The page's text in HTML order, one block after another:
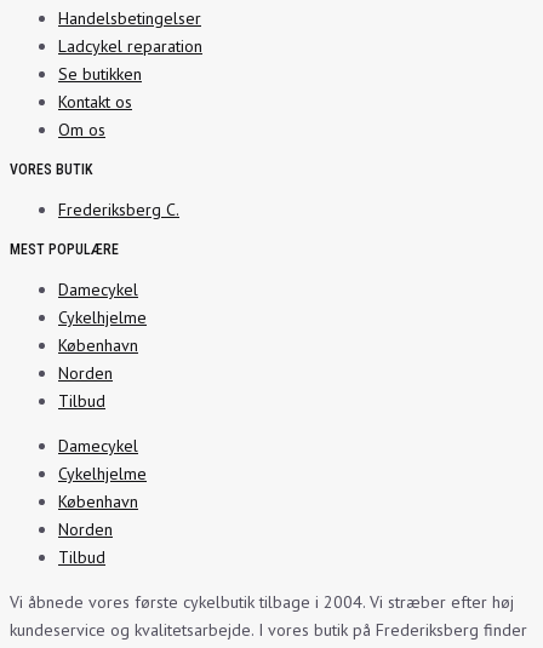
Handelsbetingelser
Ladcykel reparation
Se butikken
Kontakt os
Om os
VORES BUTIK
Frederiksberg C.
MEST POPULÆRE
Damecykel
Cykelhjelme
København
Norden
Tilbud
Damecykel
Cykelhjelme
København
Norden
Tilbud
Vi åbnede vores første cykelbutik tilbage i 2004. Vi stræber efter høj
kundeservice og kvalitetsarbejde. I vores butik på Frederiksberg finder